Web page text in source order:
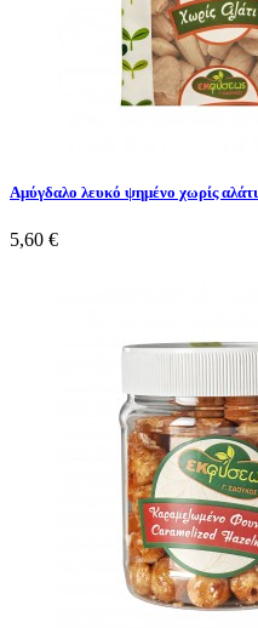
Αμύγδαλο λευκό ψημένο χωρίς αλάτι
5,60 €